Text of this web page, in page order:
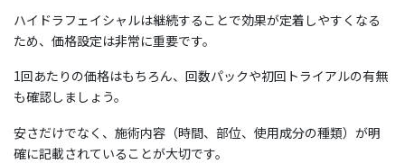
ハイドラフェイシャルは継続することで効果が定着しやすくなる
ため、価格設定は非常に重要です。
1回あたりの価格はもちろん、回数パックや初回トライアルの有無
も確認しましょう。
安さだけでなく、施術内容（時間、部位、使用成分の種類）が明
確に記載されていることが大切です。